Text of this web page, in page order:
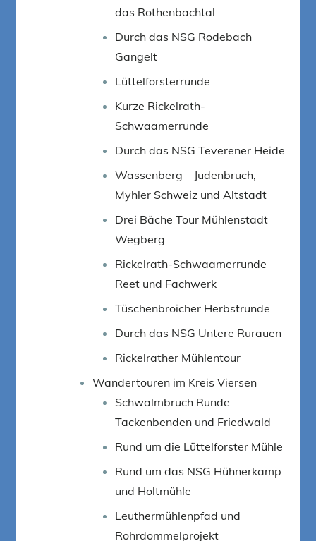
das Rothenbachtal
Durch das NSG Rodebach
Gangelt
Lüttelforsterrunde
Kurze Rickelrath-
Schwaamerrunde
Durch das NSG Teverener Heide
Wassenberg – Judenbruch,
Myhler Schweiz und Altstadt
Drei Bäche Tour Mühlenstadt
Wegberg
Rickelrath-Schwaamerrunde –
Reet und Fachwerk
Tüschenbroicher Herbstrunde
Durch das NSG Untere Rurauen
Rickelrather Mühlentour
Wandertouren im Kreis Viersen
Schwalmbruch Runde
Tackenbenden und Friedwald
Rund um die Lüttelforster Mühle
Rund um das NSG Hühnerkamp
und Holtmühle
Leuthermühlenpfad und
Rohrdommelprojekt